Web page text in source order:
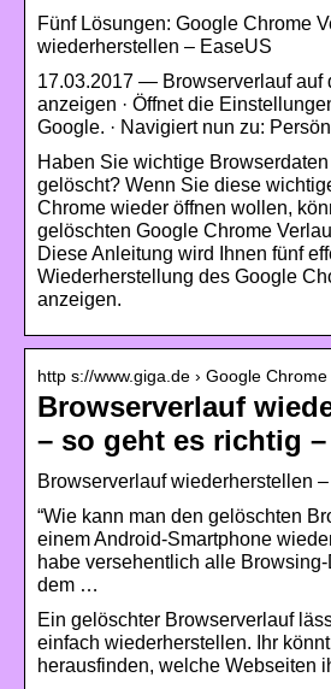
Fünf Lösungen: Google Chrome
wiederherstellen – EaseUS
17.03.2017 — Browserverlauf auf
anzeigen · Öffnet die
Google. · Navigiert nun zu:
Haben Sie wichtige
gelöscht? Wenn Sie diese
Chrome wieder öffnen wollen,
gelöschten Google Chrome
Diese Anleitung wird Ihnen fünf
Wiederherstellung des Google
anzeigen.
http s://www.giga.de › Google Chrome
Browserverlauf
– so geht es richtig –
Browserverlauf wiederherstellen
“Wie kann man den gelöschten
einem Android-Smartphone
habe versehentlich alle
dem …
Ein gelöschter Browserverlauf
einfach wiederherstellen. Ihr
herausfinden, welche Webseiten